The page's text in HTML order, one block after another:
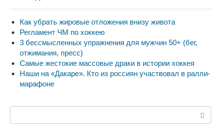
Как убрать жировые отложения внизу живота
Регламент ЧМ по хоккею
3 бессмысленных упражнения для мужчин 50+ (бег,
отжимания, пресс)
Самые жестокие массовые драки в истории хоккея
Наши на «Дакаре». Кто из россиян участвовал в ралли-
марафоне